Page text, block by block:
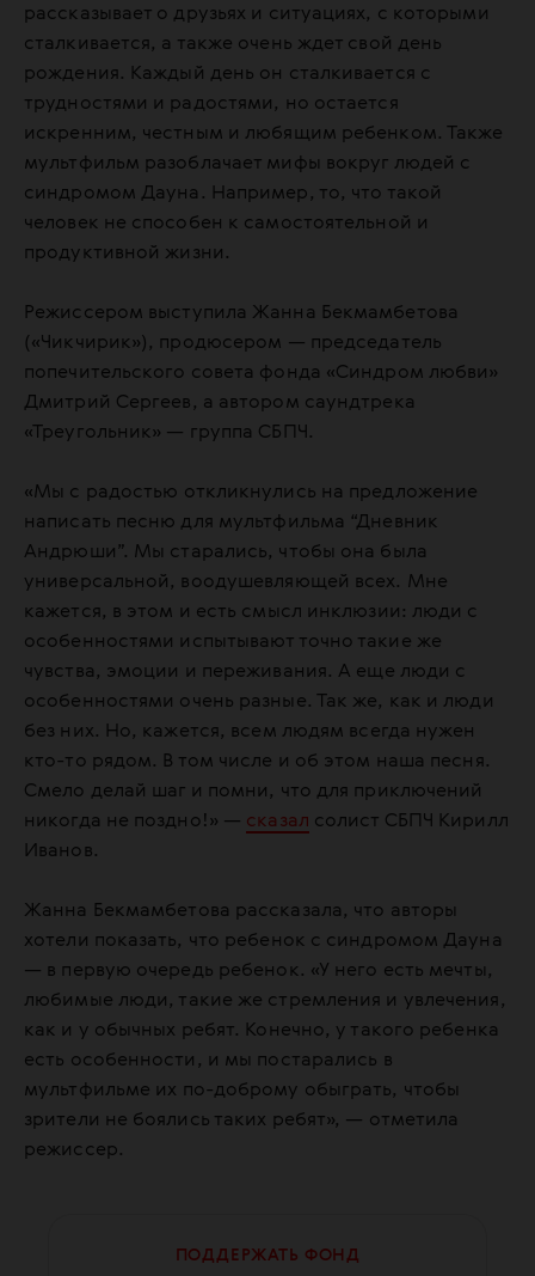
рассказывает о друзьях и ситуациях, с которыми
сталкивается, а также очень ждет свой день
рождения. Каждый день он сталкивается с
трудностями и радостями, но остается
искренним, честным и любящим ребенком. Также
мультфильм разоблачает мифы вокруг людей с
синдромом Дауна. Например, то, что такой
человек не способен к самостоятельной и
продуктивной жизни.
Режиссером выступила Жанна Бекмамбетова
(«Чикчирик»), продюсером — председатель
попечительского совета фонда «Синдром любви»
Дмитрий Сергеев, а автором саундтрека
«Треугольник» — группа СБПЧ.
«Мы с радостью откликнулись на предложение
написать песню для мультфильма “Дневник
Андрюши”. Мы старались, чтобы она была
универсальной, воодушевляющей всех. Мне
кажется, в этом и есть смысл инклюзии: люди с
особенностями испытывают точно такие же
чувства, эмоции и переживания. А еще люди с
особенностями очень разные. Так же, как и люди
без них. Но, кажется, всем людям всегда нужен
кто-то рядом. В том числе и об этом наша песня.
Смело делай шаг и помни, что для приключений
никогда не поздно!» — сказал солист СБПЧ Кирилл
Иванов.
Жанна Бекмамбетова рассказала, что авторы
хотели показать, что ребенок с синдромом Дауна
— в первую очередь ребенок. «У него есть мечты,
любимые люди, такие же стремления и увлечения,
как и у обычных ребят. Конечно, у такого ребенка
есть особенности, и мы постарались в
мультфильме их по-доброму обыграть, чтобы
зрители не боялись таких ребят», — отметила
режиссер.
ПОДДЕРЖАТЬ ФОНД